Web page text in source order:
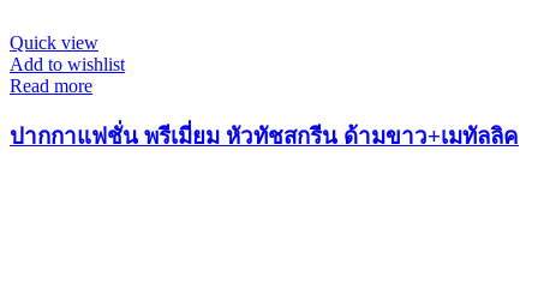
Quick view
Add to wishlist
Read more
ปากกาแฟชั่น พรีเมี่ยม หัวทัชสกรีน ด้ามขาว+เมทัลลิค